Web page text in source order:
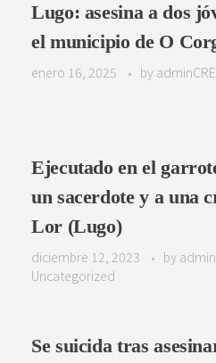
Lugo: asesina a dos
el municipio de O
enero 16, 2025 by
Ejecutado en el
un sacerdote y a una
Lor (Lugo)
diciembre 12, 2023 by
Uncategorized
Se suicida tras